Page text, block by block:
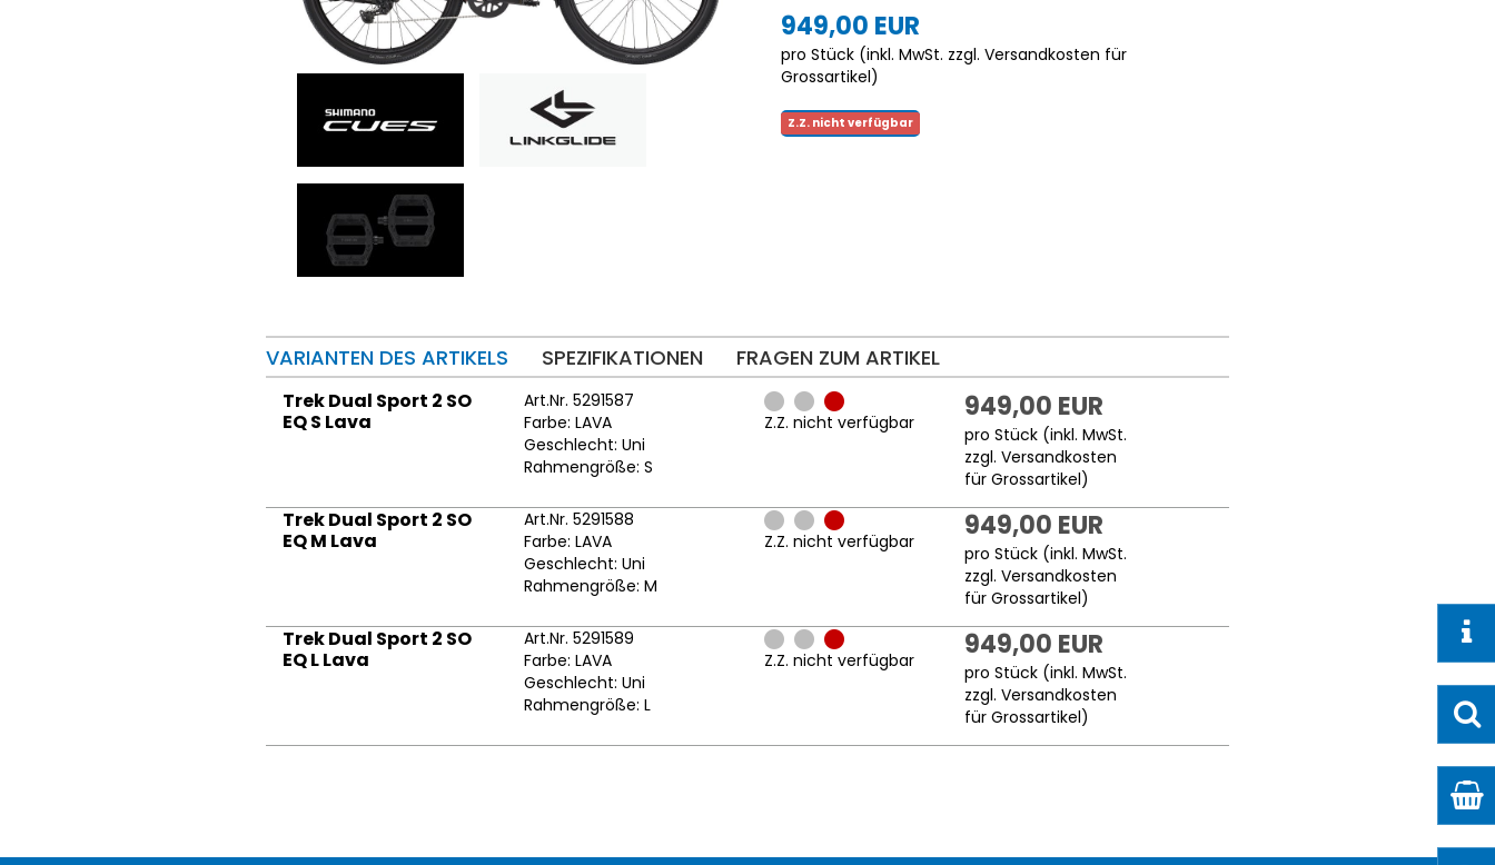
949,00 EUR
pro Stück (inkl. MwSt. zzgl. Versandkosten für
Grossartikel)
Z.Z. nicht verfügbar
VARIANTEN DES ARTIKELS SPEZIFIKATIONEN FRAGEN ZUM ARTIKEL
Trek Dual Sport 2 SO
EQ S Lava
Art.Nr. 5291587
Farbe: LAVA
Geschlecht: Uni
Rahmengröße: S
Z.Z. nicht verfügbar 949,00 EUR
pro Stück (inkl. MwSt.
zzgl.Versandkosten
für Grossartikel)
Trek Dual Sport 2 SO
EQ M Lava
Art.Nr. 5291588
Farbe: LAVA
Geschlecht: Uni
Rahmengröße: M
Z.Z. nicht verfügbar 949,00 EUR
pro Stück (inkl. MwSt.
zzgl.Versandkosten
für Grossartikel)
Trek Dual Sport 2 SO
EQ L Lava
Art.Nr. 5291589
Farbe: LAVA
Geschlecht: Uni
Rahmengröße: L
Z.Z. nicht verfügbar 949,00 EUR
pro Stück (inkl. MwSt.
zzgl.Versandkosten
für Grossartikel)